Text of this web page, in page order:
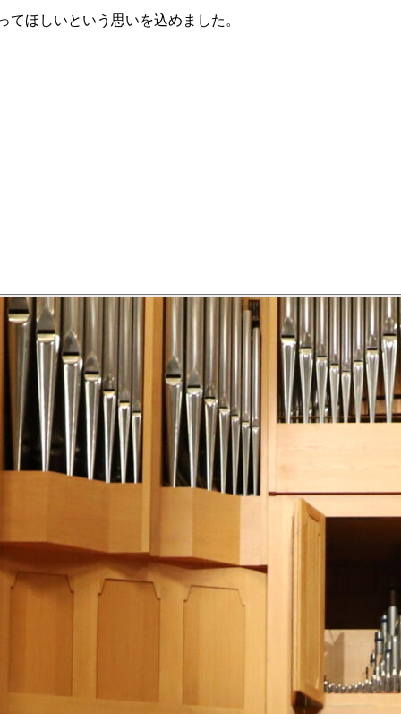
てほしいという思いを込めました。